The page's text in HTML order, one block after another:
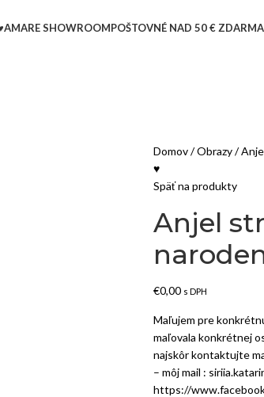
AMARE SHOWROOMPOŠTOVNÉ NAD 50 € ZDARMA
Domov Obrazy
♥
Späť na produkty
Anjel
€0,00 s DPH
Maľujem pre
maľovala konkrétnej
najskôr kontaktujte
– môj mail :
https://